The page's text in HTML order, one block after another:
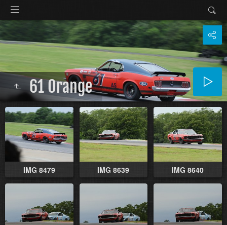
61 Orange
IMG 8479 IMG 8639 IMG 8640